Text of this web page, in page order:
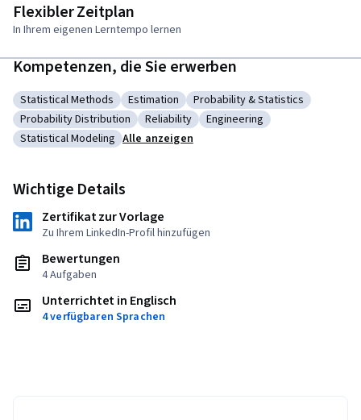
Flexibler Zeitplan
In Ihrem eigenen Lerntempo lernen
Kompetenzen, die Sie erwerben
Kategorie: Statistical Methods
Statistical Methods Kategorie: Estimation
Estimation Kategorie: Probability &
Probability & Statistics
Kategorie: Probability Distribution
Probability Distribution Kategorie: Reliability
Reliability Kategorie: Engineering
Engineering
Kategorie: Statistical Modeling
Statistical Modeling Alle anzeigen
Wichtige Details
Zertifikat zur Vorlage
Zu Ihrem LinkedIn-Profil hinzufügen
Bewertungen
4 Aufgaben
Unterrichtet in Englisch
4 verfügbaren Sprachen